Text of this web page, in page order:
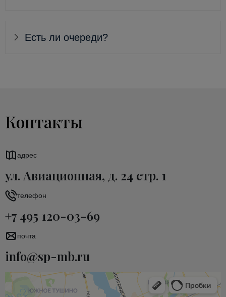
Есть ли очереди?
Контакты
адрес
ул. Авиационная, д. 24 стр. 1
телефон
+7 495 120-03-69
почта
info@sp-mb.ru